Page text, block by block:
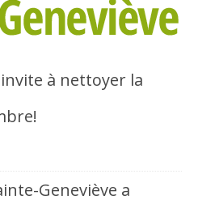
à nettoyer la
Geneviève a